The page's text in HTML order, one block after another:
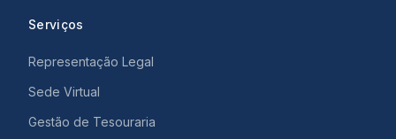
Serviços
Representação Legal
Sede Virtual
Gestão de Tesouraria